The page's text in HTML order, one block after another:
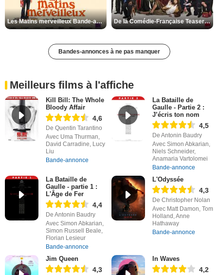
Les Matins merveilleux Bande-annonce VF De la Comédie-Française Teaser VF
Bandes-annonces à ne pas manquer
Meilleurs films à l'affiche
Kill Bill: The Whole
Bloody Affair
4,6
De Quentin Tarantino
Avec Uma Thurman,
David Carradine, Lucy
Liu
Bande-annonce
La Bataille de
Gaulle - Partie 2 :
J’écris ton nom
4,5
De Antonin Baudry
Avec Simon Abkarian,
Niels Schneider,
Anamaria Vartolomei
Bande-annonce
La Bataille de
Gaulle - partie 1 :
L'Âge de Fer
4,4
De Antonin Baudry
Avec Simon Abkarian,
Simon Russell Beale,
Florian Lesieur
Bande-annonce
L'Odyssée
4,3
De Christopher Nolan
Avec Matt Damon, Tom
Holland, Anne
Hathaway
Bande-annonce
Jim Queen
4,3
In Waves
4,2